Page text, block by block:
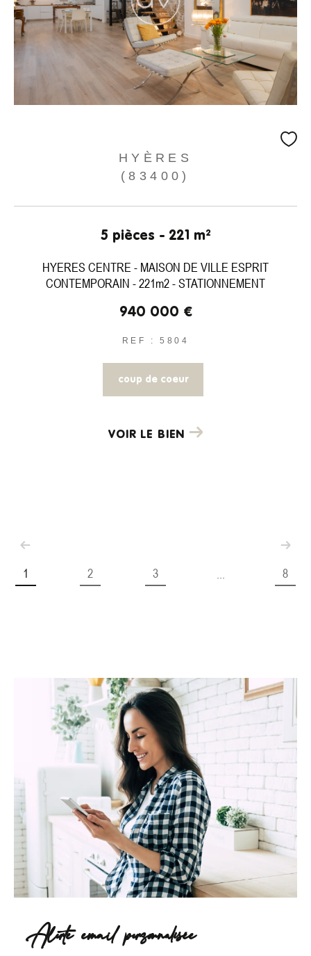
HYÈRES
(83400)
5 pièces - 221 m²
HYERES CENTRE - MAISON DE VILLE ESPRIT
CONTEMPORAIN - 221m2 - STATIONNEMENT
940 000 €
REF : 5804
coup de coeur
VOIR LE BIEN
1 2 3 8
Alerte email personnalisée